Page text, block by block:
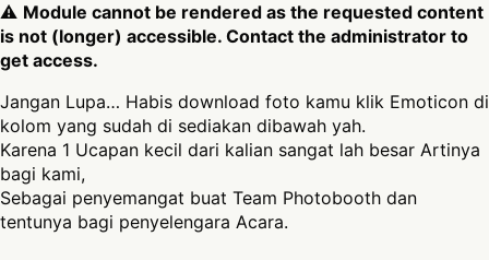
⚠ Module cannot be rendered as the requested content
is not (longer) accessible. Contact the administrator to
get access.
Jangan Lupa… Habis download foto kamu klik Emoticon di
kolom yang sudah di sediakan dibawah yah.
Karena 1 Ucapan kecil dari kalian sangat lah besar Artinya
bagi kami,
Sebagai penyemangat buat Team Photobooth dan
tentunya bagi penyelengara Acara.